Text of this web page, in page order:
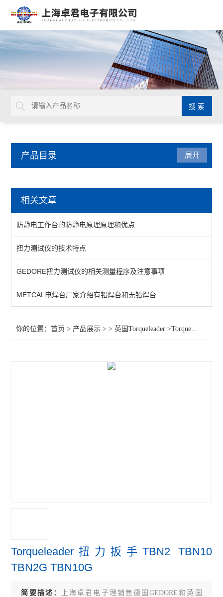
产品目录
扭矩螺丝刀
扭力扳手
英国扭力螺丝刀
查看全部 >>
展开
相关文章
防静电工作台的防静电原理原理和优点
扭力测试仪的技术特点
GEDORE扭力测试仪的相关测量程序及注意事项
METCAL电焊台厂家介绍有铅焊台和无铅焊台
你的位置：首页 > 产品展示 > >英国Torqueleader >Torqueleader扭力扳手TBN2 TBN10 TBN2G TBN10G
Torqueleader扭力扳手TBN2 TBN10
TBN2G TBN10G
简要描述：
上海卓君电子理销售德国GEDORE和英国